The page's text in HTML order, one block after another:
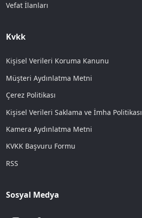
Vefat İlanları
Kvkk
Kişisel Verileri Koruma Kanunu
Müşteri Aydınlatma Metni
Çerez Politikası
Kişisel Verileri Saklama ve İmha Politikası
Kamera Aydınlatma Metni
KVKK Başvuru Formu
RSS
Sosyal Medya